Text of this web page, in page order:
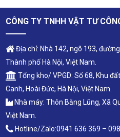
CÔNG TY TNHH VẬT TƯ
Địa chỉ: Nhà 142, ngõ 193,
Thành phố Hà Nội, Việt Nam.
Tổng kho/ VPGD: Số 68, Khu
Canh, Hoài Đức, Hà Nội, Việt Nam.
Nhà máy: Thôn Bằng Lũng, Xã
Việt Nam.
Hotline/Zalo:0941 636 369 –